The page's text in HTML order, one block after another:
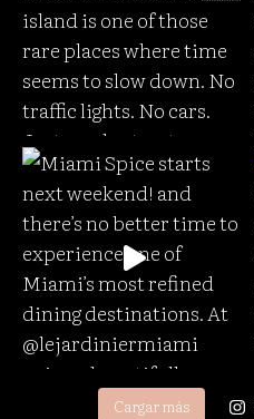
Cargar más